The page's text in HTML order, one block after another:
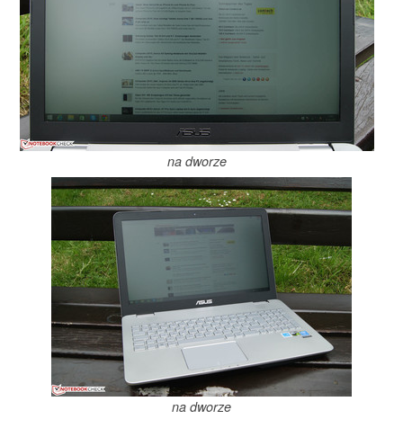
na dworze
na dworze